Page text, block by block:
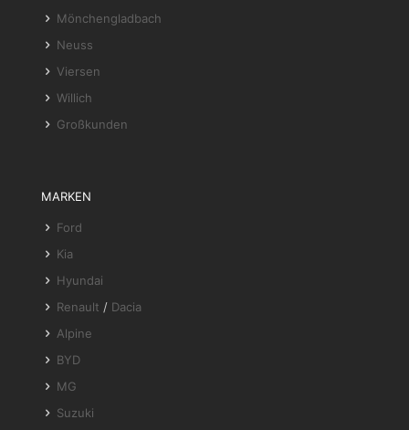
Mönchengladbach
Neuss
Viersen
Willich
Großkunden
MARKEN
Ford
Kia
Hyundai
Renault / Dacia
Alpine
BYD
MG
Suzuki